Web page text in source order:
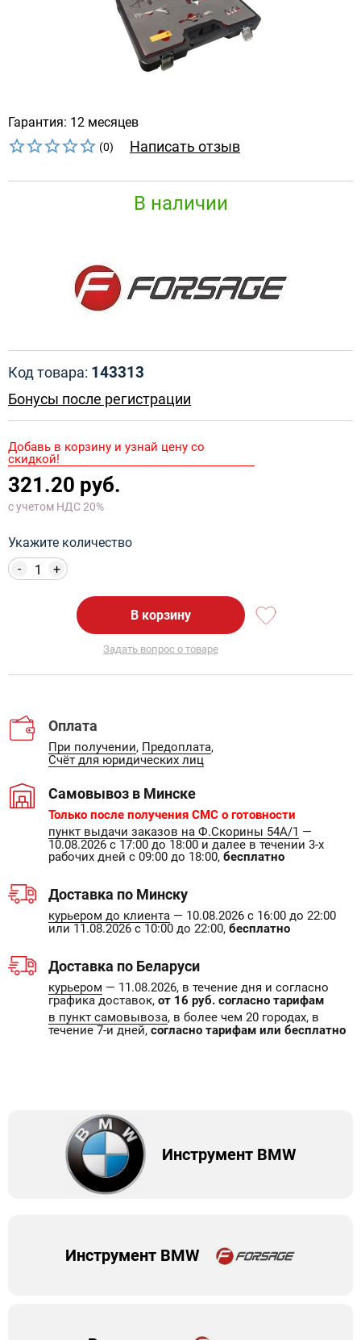
Гарантия: 12 месяцев
(0) Написать отзыв
В наличии
Код товара: 143313
Бонусы после регистрации
Добавь в корзину и узнай цену со
скидкой!
321.20 руб.
с учетом НДС 20%
Укажите количество
+
-
В корзину
Задать вопрос о товаре
Оплата
При получении, Предоплата,
Счёт для юридических лиц
Самовывоз в Минске
Только после получения СМС о готовности
пункт выдачи заказов на Ф.Скорины 54А/1 —
10.08.2026 с 17:00 до 18:00 и далее в течении 3-х
рабочих дней с 09:00 до 18:00, бесплатно
Доставка по Минску
курьером до клиента — 10.08.2026 с 16:00 до 22:00
или 11.08.2026 с 10:00 до 22:00, бесплатно
Доставка по Беларуси
курьером — 11.08.2026, в течение дня и согласно
графика доставок, от 16 руб. согласно тарифам
в пункт самовывоза, в более чем 20 городах, в
течение 7-и дней, согласно тарифам или бесплатно
Инструмент BMW
Инструмент BMW